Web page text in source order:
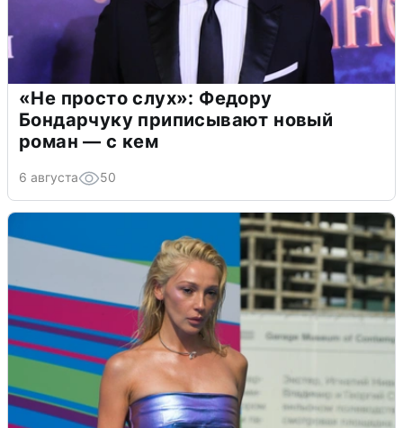
«Не просто слух»: Федору
Бондарчуку приписывают новый
роман — с кем
6 августа 50